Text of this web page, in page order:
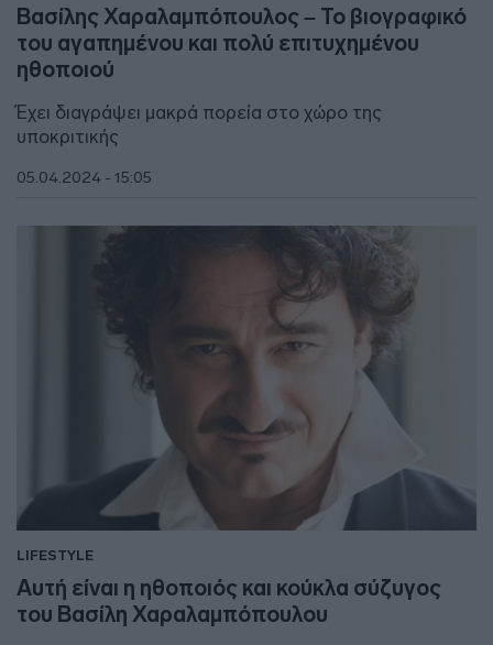
Βασίλης Χαραλαμπόπουλος – Το βιογραφικό
του αγαπημένου και πολύ επιτυχημένου
ηθοποιού
Έχει διαγράψει μακρά πορεία στο χώρο της
υποκριτικής
05.04.2024 - 15:05
LIFESTYLE
Αυτή είναι η ηθοποιός και κούκλα σύζυγος
του Βασίλη Χαραλαμπόπουλου